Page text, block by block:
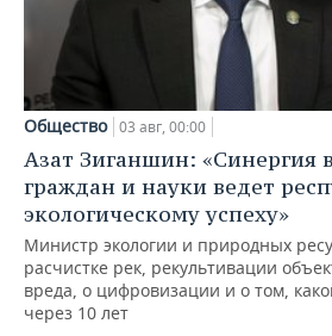
Общество 03 авг, 00:00
Азат Зиганшин: «Синергия
граждан и науки ведет
экологическому успеху»
Министр экологии и природных
расчистке рек, рекультивации
вреда, о цифровизации и о том,
через 10 лет